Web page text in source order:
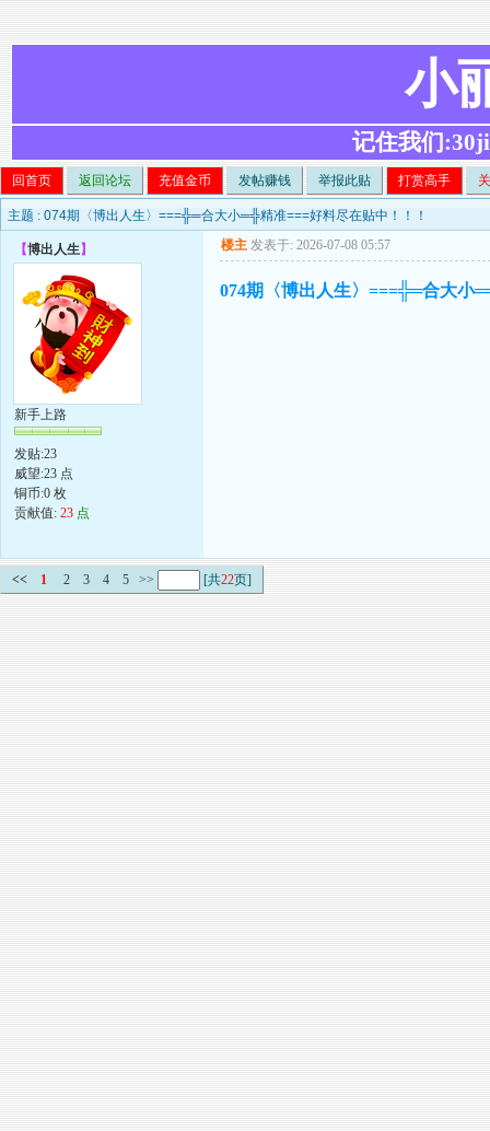
小
记住我们
回首页 返回论坛 充值金币 发帖赚钱 举报此贴 打赏高手
主题 : 074期〈博出人生〉===╬═合大小═╬精准===好料尽在贴中！！！
【博出人生】
新手上路
发贴:23
威望:23 点
铜币:0 枚
贡献值: 23 点
楼主 发表于: 2026-07-08 05:57
074期〈博出人生〉===╬═合大小
<< 1 2 3 4 5 >> [共22页]